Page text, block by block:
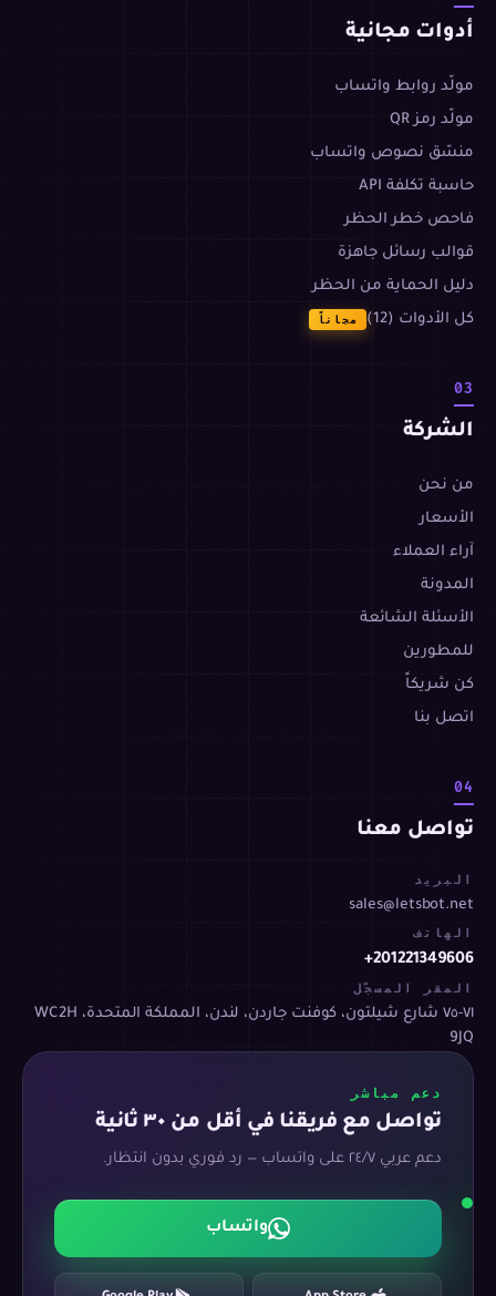
أدوات مجانية
مولّد روابط واتساب
مولّد رمز QR
منسّق نصوص واتساب
حاسبة تكلفة API
فاحص خطر الحظر
قوالب رسائل جاهزة
دليل الحماية من الحظر
كل الأدوات (12)
مجاناً
03
الشركة
من نحن
الأسعار
آراء العملاء
المدونة
الأسئلة الشائعة
للمطورين
كن شريكاً
اتصل بنا
04
تواصل معنا
البريد
sales@letsbot.net
الهاتف
+201221349606
المقر المسجّل
٧١-٧٥ شارع شيلتون، كوفنت جاردن، لندن، المملكة المتحدة، WC2H
9JQ
دعم مباشر
تواصل مع فريقنا في أقل من ٣٠ ثانية
دعم عربي ٢٤/٧ على واتساب — رد فوري بدون انتظار.
واتساب